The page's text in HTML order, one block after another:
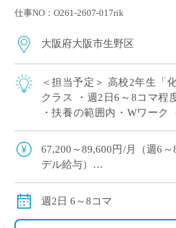
仕事NO：O261-2607-017rik
大阪府大阪市生野区
＜担当予定＞ 高校2年生「
クラス ・週2日6～8コマ程
・扶養の範囲内・Wワーク
師で勤務いただける方を募
67,200～89,600円/月（週6
デル給与）
※月の途中からご勤務開始
週2日 6～8コマ